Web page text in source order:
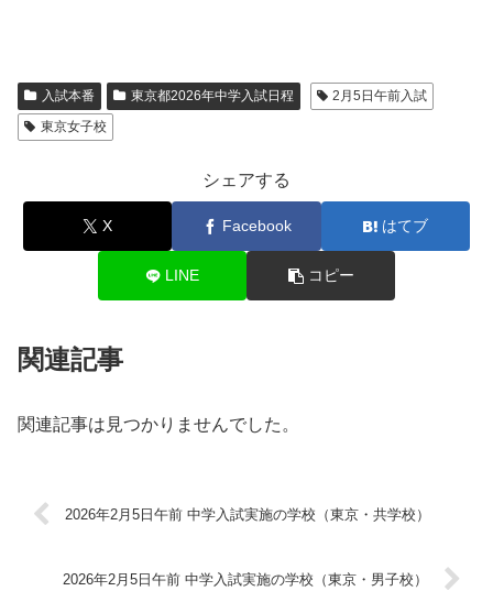
入試本番 東京都2026年中学入試日程
2月5日午前入試
東京女子校
シェアする
X Facebook はてブ
LINE コピー
関連記事
関連記事は見つかりませんでした。
2026年2月5日午前 中学入試実施の学校（東京・共学校）
2026年2月5日午前 中学入試実施の学校（東京・男子校）